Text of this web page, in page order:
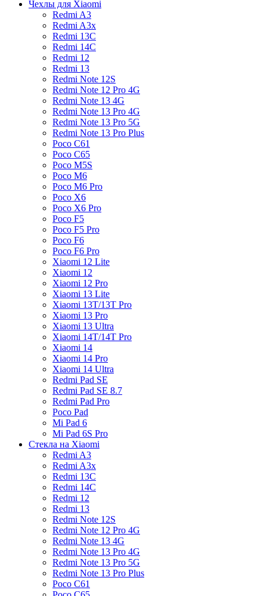
Чехлы для Xiaomi
Redmi A3
Redmi A3x
Redmi 13C
Redmi 14C
Redmi 12
Redmi 13
Redmi Note 12S
Redmi Note 12 Pro 4G
Redmi Note 13 4G
Redmi Note 13 Pro 4G
Redmi Note 13 Pro 5G
Redmi Note 13 Pro Plus
Poco C61
Poco C65
Poco M5S
Poco M6
Poco M6 Pro
Poco X6
Poco X6 Pro
Poco F5
Poco F5 Pro
Poco F6
Poco F6 Pro
Xiaomi 12 Lite
Xiaomi 12
Xiaomi 12 Pro
Xiaomi 13 Lite
Xiaomi 13T/13T Pro
Xiaomi 13 Pro
Xiaomi 13 Ultra
Xiaomi 14T/14T Pro
Xiaomi 14
Xiaomi 14 Pro
Xiaomi 14 Ultra
Redmi Pad SE
Redmi Pad SE 8.7
Redmi Pad Pro
Poco Pad
Mi Pad 6
Mi Pad 6S Pro
Стекла на Xiaomi
Redmi A3
Redmi A3x
Redmi 13C
Redmi 14C
Redmi 12
Redmi 13
Redmi Note 12S
Redmi Note 12 Pro 4G
Redmi Note 13 4G
Redmi Note 13 Pro 4G
Redmi Note 13 Pro 5G
Redmi Note 13 Pro Plus
Poco C61